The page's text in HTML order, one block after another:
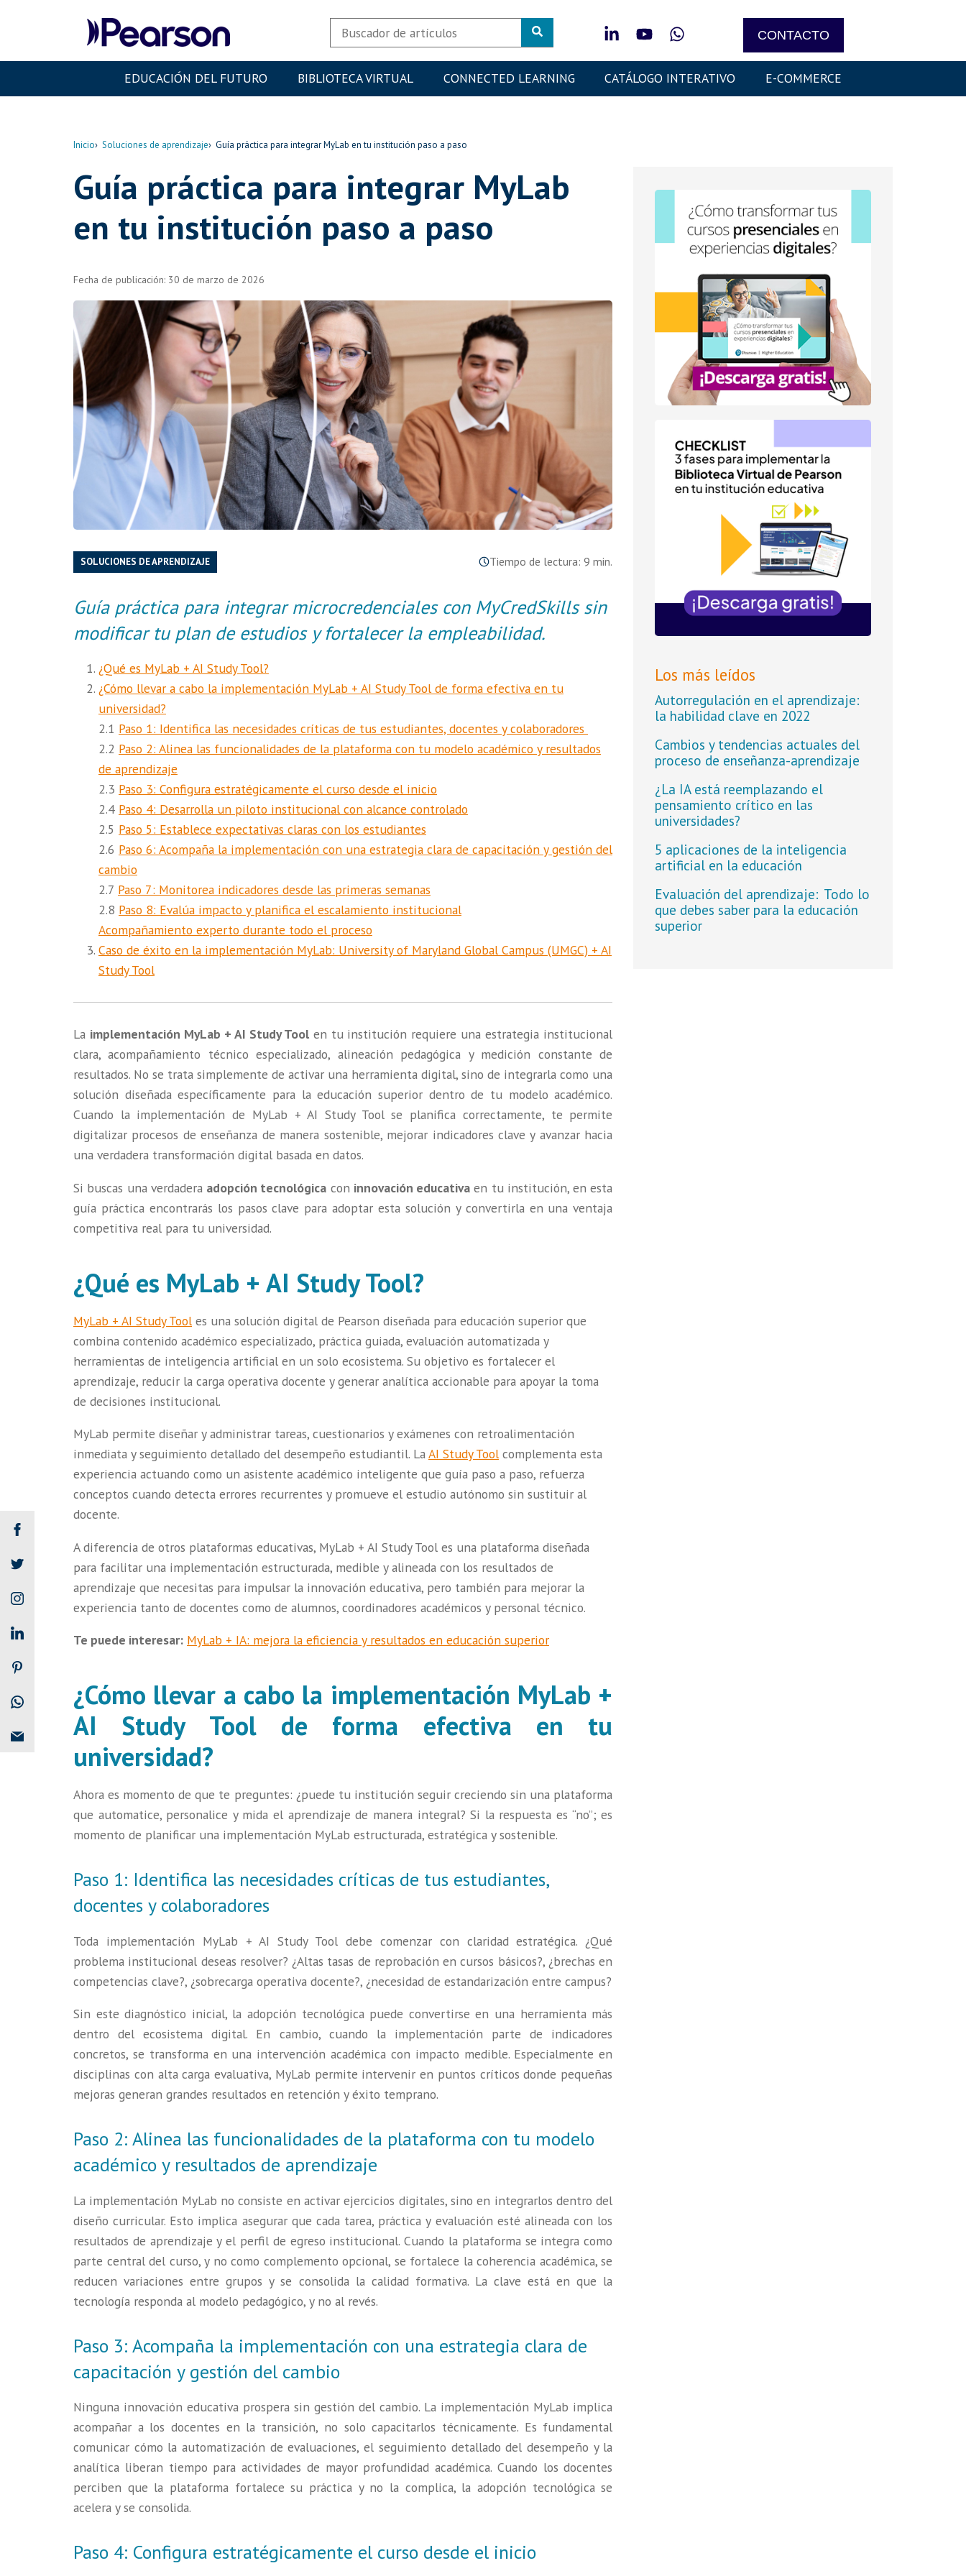
CONTACTO
EDUCACIÓN DEL FUTURO BIBLIOTECA VIRTUAL CONNECTED LEARNING CATÁLOGO INTERATIVO E-COMMERCE
Inicio Soluciones de aprendizaje Guía práctica para integrar MyLab en tu institución paso a paso
Guía práctica para integrar MyLab
en tu institución paso a paso
Fecha de publicación: 30 de marzo de 2026
SOLUCIONES DE APRENDIZAJE Tiempo de lectura: 9 min.
Guía práctica para integrar microcredenciales con MyCredSkills sin
modificar tu plan de estudios y fortalecer la empleabilidad.
¿Qué es MyLab + AI Study Tool?
¿Cómo llevar a cabo la implementación MyLab + AI Study Tool de forma efectiva en tu
universidad?
2.1 Paso 1: Identifica las necesidades críticas de tus estudiantes, docentes y colaboradores
2.2 Paso 2: Alinea las funcionalidades de la plataforma con tu modelo académico y resultados
de aprendizaje
2.3 Paso 3: Configura estratégicamente el curso desde el inicio
2.4 Paso 4: Desarrolla un piloto institucional con alcance controlado
2.5 Paso 5: Establece expectativas claras con los estudiantes
2.6 Paso 6: Acompaña la implementación con una estrategia clara de capacitación y gestión del
cambio
2.7 Paso 7: Monitorea indicadores desde las primeras semanas
2.8 Paso 8: Evalúa impacto y planifica el escalamiento institucional
Acompañamiento experto durante todo el proceso
Caso de éxito en la implementación MyLab: University of Maryland Global Campus (UMGC) + AI
Study Tool
La implementación MyLab + AI Study Toolen tu institución requiere una estrategia institucional
clara, acompañamiento técnico especializado, alineación pedagógica y medición constante de
resultados. No se trata simplemente de activar una herramienta digital, sino de integrarla como una
solución diseñada específicamente para la educación superior dentro de tu modelo académico.
Cuando la implementación de MyLab + AI Study Tool se planifica correctamente, te permite
digitalizar procesos de enseñanza de manera sostenible, mejorar indicadores clave y avanzar hacia
una verdadera transformación digital basada en datos.
Si buscas una verdadera adopción tecnológica con innovación educativa en tu institución, en esta
guía práctica encontrarás los pasos clave para adoptar esta solución y convertirla en una ventaja
competitiva real para tu universidad.
¿Qué es MyLab + AI Study Tool?
MyLab + AI Study Tooles una solución digital de Pearson diseñada para educación superior que
combina contenido académico especializado, práctica guiada, evaluación automatizada y
herramientas de inteligencia artificial en un solo ecosistema. Su objetivo es fortalecer el
aprendizaje, reducir la carga operativa docente y generar analítica accionable para apoyar la toma
de decisiones institucional.
MyLab permite diseñar y administrar tareas, cuestionarios y exámenes con retroalimentación
inmediata y seguimiento detallado del desempeño estudiantil. LaAI Study Toolcomplementa esta
experiencia actuando como un asistente académico inteligente que guía paso a paso, refuerza
conceptos cuando detecta errores recurrentes y promueve el estudio autónomo sin sustituir al
docente.
A diferencia de otros plataformas educativas, MyLab + AI Study Tool es una plataforma diseñada
para facilitar una implementación estructurada, medible y alineada con los resultados de
aprendizaje que necesitas para impulsar la innovación educativa, pero también para mejorar la
experiencia tanto de docentes como de alumnos, coordinadores académicos y personal técnico.
Te puede interesar: MyLab + IA: mejora la eficiencia y resultados en educación superior
¿Cómo llevar a cabo la implementación MyLab +
AI Study Tool de forma efectiva en tu
universidad?
Ahora es momento de que te preguntes: ¿puede tu institución seguir creciendo sin una plataforma
que automatice, personalice y mida el aprendizaje de manera integral? Si la respuesta es “no”; es
momento de planificar una implementación MyLab estructurada, estratégica y sostenible.
Paso 1: Identifica las necesidades críticas de tus estudiantes,
docentes y colaboradores
Toda implementación MyLab + AI Study Tool debe comenzar con claridad estratégica. ¿Qué
problema institucional deseas resolver? ¿Altas tasas de reprobación en cursos básicos?, ¿brechas en
competencias clave?, ¿sobrecarga operativa docente?, ¿necesidad de estandarización entre campus?
Sin este diagnóstico inicial, la adopción tecnológica puede convertirse en una herramienta más
dentro del ecosistema digital. En cambio, cuando la implementación parte de indicadores
concretos, se transforma en una intervención académica con impacto medible. Especialmente en
disciplinas con alta carga evaluativa, MyLab permite intervenir en puntos críticos donde pequeñas
mejoras generan grandes resultados en retención y éxito temprano.
Paso 2: Alinea las funcionalidades de la plataforma con tu modelo
académico y resultados de aprendizaje
La implementación MyLab no consiste en activar ejercicios digitales, sino en integrarlos dentro del
diseño curricular. Esto implica asegurar que cada tarea, práctica y evaluación esté alineada con los
resultados de aprendizaje y el perfil de egreso institucional. Cuando la plataforma se integra como
parte central del curso, y no como complemento opcional, se fortalece la coherencia académica, se
reducen variaciones entre grupos y se consolida la calidad formativa. La clave está en que la
tecnología responda al modelo pedagógico, y no al revés.
Paso 3: Acompaña la implementación con una estrategia clara de
capacitación y gestión del cambio
Ninguna innovación educativa prospera sin gestión del cambio. La implementación MyLab implica
acompañar a los docentes en la transición, no solo capacitarlos técnicamente. Es fundamental
comunicar cómo la automatización de evaluaciones, el seguimiento detallado del desempeño y la
analítica liberan tiempo para actividades de mayor profundidad académica. Cuando los docentes
perciben que la plataforma fortalece su práctica y no la complica, la adopción tecnológica se
acelera y se consolida.
Paso 4: Configura estratégicamente el curso desde el inicio
Los más leídos
Autorregulación en el aprendizaje:
la habilidad clave en 2022
Cambios y tendencias actuales del
proceso de enseñanza-aprendizaje
¿La IA está reemplazando el
pensamiento crítico en las
universidades?
5 aplicaciones de la inteligencia
artificial en la educación
Evaluación del aprendizaje: Todo lo
que debes saber para la educación
superior